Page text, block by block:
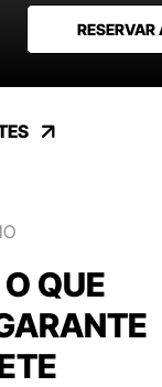
RESERVAR
QUE